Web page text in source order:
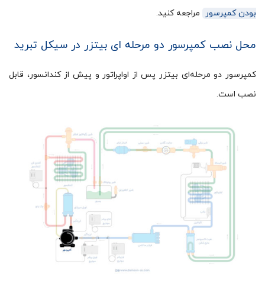
بودن کمپرسور
مراجعه کنید.
محل نصب کمپرسور دو مرحله ای بیتزر در سیکل تبرید
کمپرسور دو مرحله‌ای بیتزر پس از اواپراتور و پیش از کندانسور، قابل
نصب است.